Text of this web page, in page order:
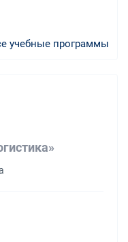
учебные программы